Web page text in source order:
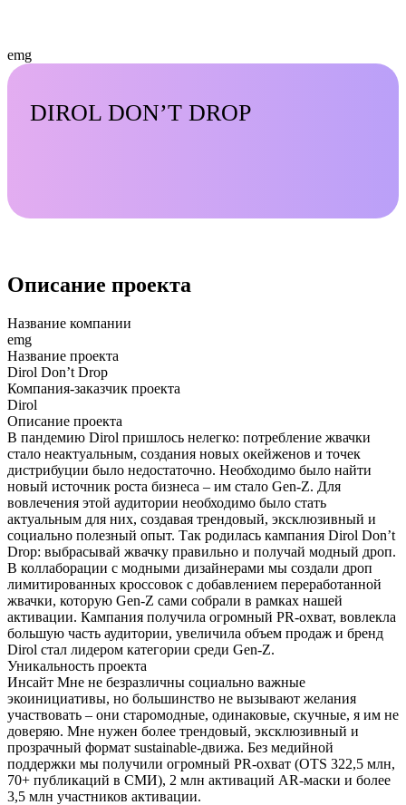
emg
DIROL DON’T DROP
Описание проекта
Название компании
emg
Название проекта
Dirol Don’t Drop
Компания-заказчик проекта
Dirol
Описание проекта
В пандемию Dirol пришлось нелегко: потребление жвачки
стало неактуальным, создания новых окейженов и точек
дистрибуции было недостаточно. Необходимо было найти
новый источник роста бизнеса – им стало Gen-Z. Для
вовлечения этой аудитории необходимо было стать
актуальным для них, создавая трендовый, эксклюзивный и
социально полезный опыт. Так родилась кампания Dirol Don’t
Drop: выбрасывай жвачку правильно и получай модный дроп.
В коллаборации с модными дизайнерами мы создали дроп
лимитированных кроссовок с добавлением переработанной
жвачки, которую Gen-Z сами собрали в рамках нашей
активации. Кампания получила огромный PR-охват, вовлекла
большую часть аудитории, увеличила объем продаж и бренд
Dirol стал лидером категории среди Gen-Z.
Уникальность проекта
Инсайт Мне не безразличны социально важные
экоинициативы, но большинство не вызывают желания
участвовать – они старомодные, одинаковые, скучные, я им не
доверяю. Мне нужен более трендовый, эксклюзивный и
прозрачный формат sustainable-движа. Без медийной
поддержки мы получили огромный PR-охват (OTS 322,5 млн,
70+ публикаций в СМИ), 2 млн активаций AR-маски и более
3,5 млн участников активации.